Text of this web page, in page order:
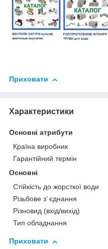
Приховати
Характеристики
Основні атрибути
Країна виробник
Гарантійний термін
Основні
Стійкість до жорсткої води
Різьбове з’ єднання
Різновид (вхід/вихід)
Тип обладнання
Приховати